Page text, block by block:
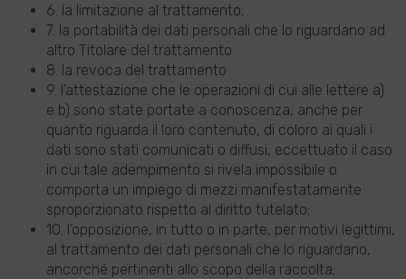
6. la limitazione al trattamento;
7. la portabilità dei dati personali che lo riguardano ad
altro Titolare del trattamento
8. la revoca del trattamento
9. l’attestazione che le operazioni di cui alle lettere a)
e b) sono state portate a conoscenza, anche per
quanto riguarda il loro contenuto, di coloro ai quali i
dati sono stati comunicati o diffusi, eccettuato il caso
in cui tale adempimento si rivela impossibile o
comporta un impiego di mezzi manifestatamente
sproporzionato rispetto al diritto tutelato;
10. l’opposizione, in tutto o in parte, per motivi legittimi,
al trattamento dei dati personali che lo riguardano,
ancorché pertinenti allo scopo della raccolta;